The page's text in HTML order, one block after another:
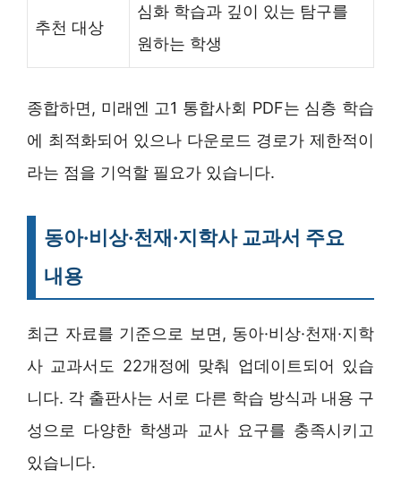
추천 대상
심화 학습과 깊이 있는 탐구를
원하는 학생
종합하면, 미래엔 고1 통합사회 PDF는 심층 학습
에 최적화되어 있으나 다운로드 경로가 제한적이
라는 점을 기억할 필요가 있습니다.
동아·비상·천재·지학사 교과서 주요
내용
최근 자료를 기준으로 보면, 동아·비상·천재·지학
사 교과서도 22개정에 맞춰 업데이트되어 있습
니다. 각 출판사는 서로 다른 학습 방식과 내용 구
성으로 다양한 학생과 교사 요구를 충족시키고
있습니다.